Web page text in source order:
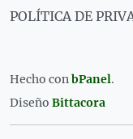
POLÍTICA DE
Hecho conbPanel.
Diseño Bittacora